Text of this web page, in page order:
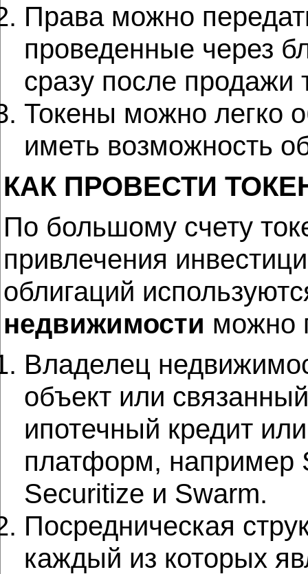
Права можно
проведенные через
сразу после продажи
Токены можно легко
иметь возможность
КАК ПРОВЕСТИ
По большому счету
привлечения
облигаций
недвижимости можно
Владелец
объект или
ипотечный кредит
платформ, например
Securitize и Swarm.
Посредническая
каждый из которых